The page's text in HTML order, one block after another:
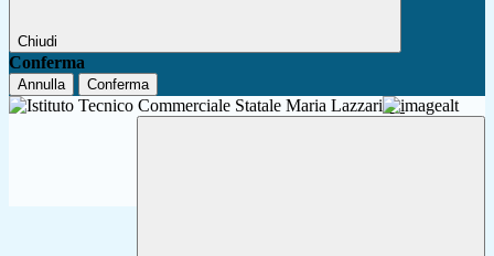
Chiudi
Conferma
Annulla Conferma